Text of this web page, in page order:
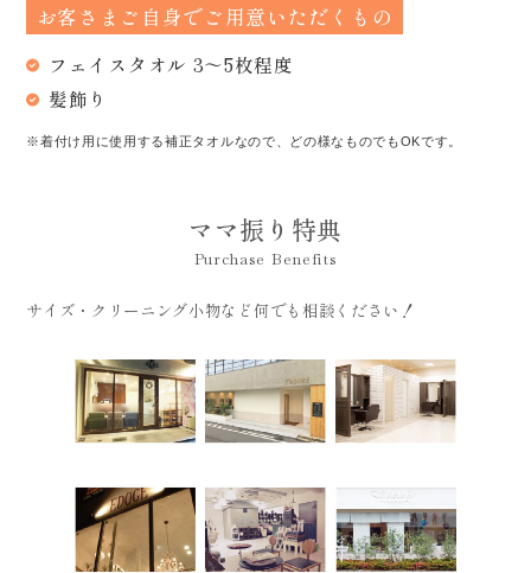
お客さまご自身でご用意いただくもの
フェイスタオル 3～5枚程度
髪飾り
着付け用に使用する補正タオルなので、どの様なものでもOKです。
ママ振り特典
Purchase Benefits
サイズ・クリーニング小物など何でも相談ください！